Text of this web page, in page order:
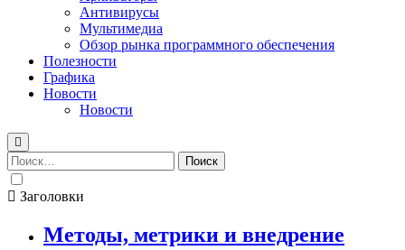
Антивирусы
Мультимедиа
Обзор рынка программного обеспечения
Полезности
Графика
Новости
Новости
Найти:
Заголовки
Методы, метрики и внедрение